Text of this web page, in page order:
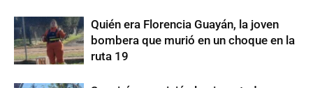
Quién era Florencia Guayán, la joven
bombera que murió en un choque en la
ruta 19